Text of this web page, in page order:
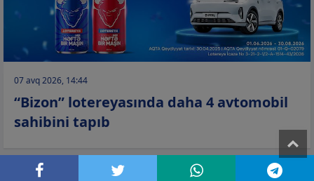
07 avq 2026, 14:44
“Bizon” lotereyasında daha 4 avtomobil
sahibini tapıb